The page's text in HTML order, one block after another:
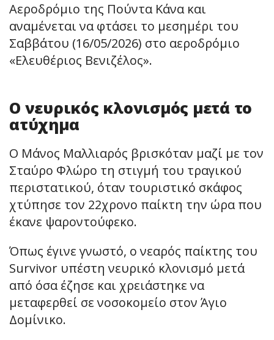
Αεροδρόμιο της Πούντα Κάνα και
αναμένεται να φτάσει το μεσημέρι του
Σαββάτου (16/05/2026) στο αεροδρόμιο
«Ελευθέριος Βενιζέλος».
Ο νευρικός κλονισμός μετά το
ατύχημα
Ο Μάνος Μαλλιαρός βρισκόταν μαζί με τον
Σταύρο Φλώρο τη στιγμή του τραγικού
περιστατικού, όταν τουριστικό σκάφος
χτύπησε τον 22χρονο παίκτη την ώρα που
έκανε ψαροντούφεκο.
Όπως έγινε γνωστό, ο νεαρός παίκτης του
Survivor υπέστη νευρικό κλονισμό μετά
από όσα έζησε και χρειάστηκε να
μεταφερθεί σε νοσοκομείο στον Άγιο
Δομίνικο.